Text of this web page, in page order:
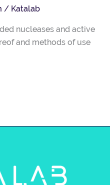
/ Katalab
nucleases and active
and methods of use